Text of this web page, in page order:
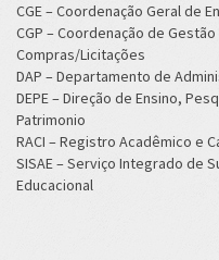
CGE – Coordenação Geral de
CGP – Coordenação de
Compras/Licitações
DAP – Departamento de
DEPE – Direção de Ensino,
Patrimonio
RACI – Registro Acadêmico e
SISAE – Serviço Integrado de
Educacional